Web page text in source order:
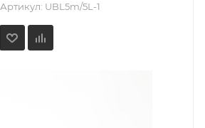
Артикул: UBL5m/5L-1